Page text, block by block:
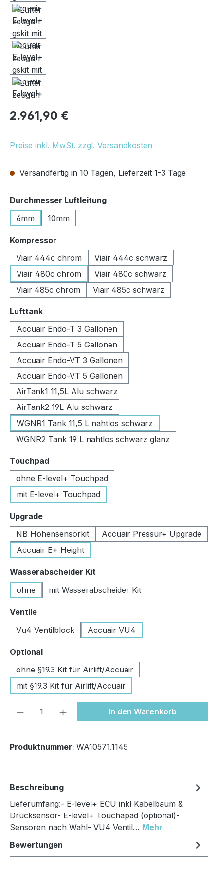
Regulärer Preis:
2.961,90 €
Preise inkl. MwSt. zzgl. Versandkosten
Versandfertig in 10 Tagen, Lieferzeit 1-3 Tage
Durchmesser Luftleitungauswählen
6mm
10mm
Kompressor
Viair 444c chrom
Viair 444c schwarz
Viair 480c chrom
Viair 480c schwarz
Viair 485c chrom
Viair 485c schwarz
Lufttankauswählen
Accuair Endo-T 3 Gallonen
Accuair Endo-T 5 Gallonen
Accuair Endo-VT 3 Gallonen
Accuair Endo-VT 5 Gallonen
AirTank1 11,5L Alu schwarz
AirTank2 19L Alu schwarz
WGNR1 Tank 11,5 L nahtlos schwarz
WGNR2 Tank 19 L nahtlos schwarz glanz
Touchpadauswählen
ohne E-level+ Touchpad
mit E-level+ Touchpad
Upgradeauswählen
NB Höhensensorkit
Accuair Pressur+ Upgrade
Accuair E+ Height
Wasserabscheider Kit
ohne
mit Wasserabscheider Kit
Ventileauswählen
Vu4 Ventilblock
Accuair VU4
Optionalauswählen
ohne §19.3 Kit für Airlift/Accuair
mit §19.3 Kit für Airlift/Accuair
Produkt Anzahl: Gib denIn den Warenkorb
Produktnummer: WA10571.1145
Beschreibung
Lieferumfang:- E-level+ ECU inkl Kabelbaum &
Drucksensor- E-level+ Touchapad (optional)-
Sensoren nach Wahl- VU4 Ventil… Mehr
Bewertungen